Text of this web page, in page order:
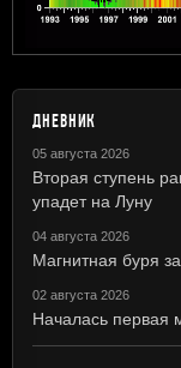
ДНЕВНИК
05 августа 2026
Вторая ступень
упадет на Луну
04 августа 2026
Магнитная буря
02 августа 2026
Началась первая